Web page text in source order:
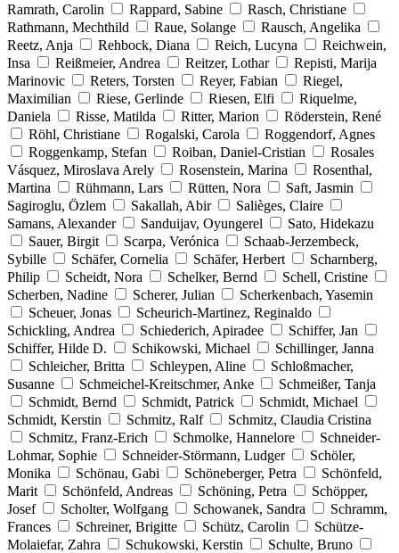
Ramrath, Carolin
Rappard, Sabine
Rasch, Christiane
Rathmann, Mechthild
Raue, Solange
Rausch, Angelika
Reetz, Anja
Rehbock, Diana Reich, Lucyna
Reichwein,
Insa
Reißmeier, Andrea Reitzer, Lothar
Repisti, Marija
Marinovic
Reters, Torsten Reyer, Fabian
Riegel,
Maximilian
Riese, Gerlinde Riesen, Elfi
Riquelme,
Daniela
Risse, Matilda Ritter, Marion
Röderstein, René
Röhl, Christiane
Rogalski, Carola
Roggendorf, Agnes
Roggenkamp, Stefan
Roiban, Daniel-Cristian
Rosales
Vásquez, Miroslava Arely
Rosenstein, Marina
Rosenthal,
Martina
Rühmann, Lars Rütten, Nora
Saft, Jasmin
Sagiroglu, Özlem
Sakallah, Abir
Salièges, Claire
Samans, Alexander
Sanduijav, Oyungerel
Sato, Hidekazu
Sauer, Birgit
Scarpa, Verónica
Schaab-Jerzembeck,
Sybille
Schäfer, Cornelia Schäfer, Herbert
Scharnberg,
Philip
Scheidt, Nora Schelker, Bernd
Schell, Cristine
Scherben, Nadine
Scherer, Julian
Scherkenbach, Yasemin
Scheuer, Jonas
Scheurich-Martinez, Reginaldo
Schickling, Andrea
Schiederich, Apiradee
Schiffer, Jan
Schiffer, Hilde D.
Schikowski, Michael
Schillinger, Janna
Schleicher, Britta
Schleypen, Aline
Schloßmacher,
Susanne
Schmeichel-Kreitschmer, Anke
Schmeißer, Tanja
Schmidt, Bernd
Schmidt, Patrick
Schmidt, Michael
Schmidt, Kerstin
Schmitz, Ralf
Schmitz, Claudia Cristina
Schmitz, Franz-Erich
Schmolke, Hannelore
Schneider-
Lohmar, Sophie
Schneider-Störmann, Ludger
Schöler,
Monika
Schönau, Gabi Schöneberger, Petra
Schönfeld,
Marit
Schönfeld, Andreas Schöning, Petra
Schöpper,
Josef
Scholter, Wolfgang Schowanek, Sandra
Schramm,
Frances
Schreiner, Brigitte Schütz, Carolin
Schütze-
Molaiefar, Zahra
Schukowski, Kerstin
Schulte, Bruno